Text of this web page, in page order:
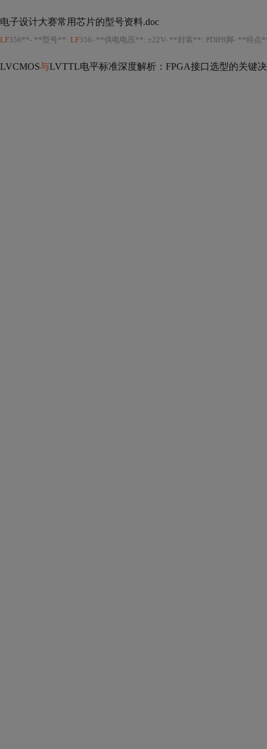
电子设计大赛常用芯片的型号资料.doc
LF356**- **型号**: LF356- **供电电压**: ±22V- **封装**: PDIP8脚- **特点
LVCMOS与LVTTL电平标准深度解析：FPGA接口选型的关键